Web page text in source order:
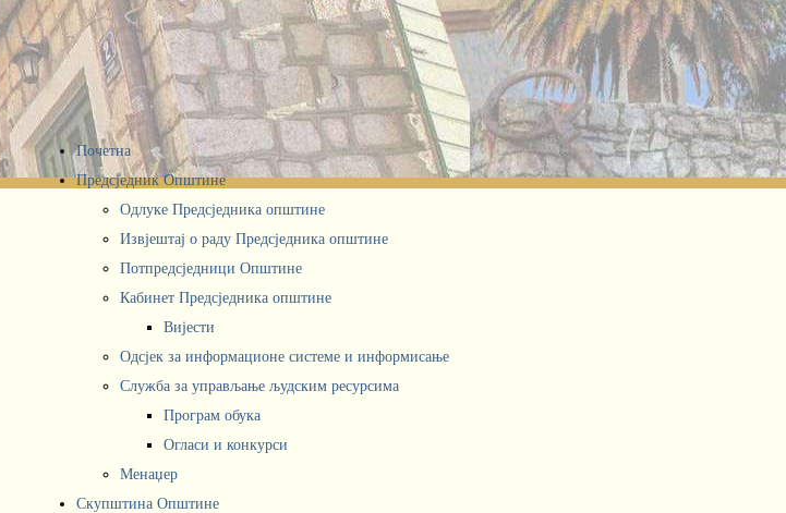
Почетна
Предсједник Општине
Одлуке Предсједника општине
Извјештај о раду Предсједника општине
Потпредсједници Општине
Кабинет Предсједника oпштине
Вијести
Одсјек за информационе системе и информисање
Служба за управљање људским ресурсима
Програм обука
Огласи и конкурси
Менаџер
Скупштина Општине